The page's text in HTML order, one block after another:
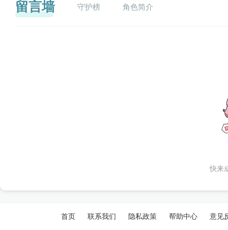
留言墙 守护榜 角色简介
快来
首页 联系我们 隐私政策 帮助中心 意见